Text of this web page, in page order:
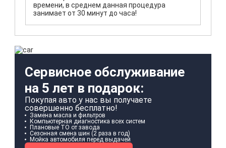
времени, в среднем данная процедура
занимает от 30 минут до часа!
Сервисное обслуживание
на 5 лет в подарок:
Покупая авто у нас вы получаете
совершенно бесплатно!
Замена масла и фильтров
Компьютерная диагностика всех систем
Плановые ТО от завода
Сезонная смена шин (2 раза в год)
Мойка автомобиля перед выдачей